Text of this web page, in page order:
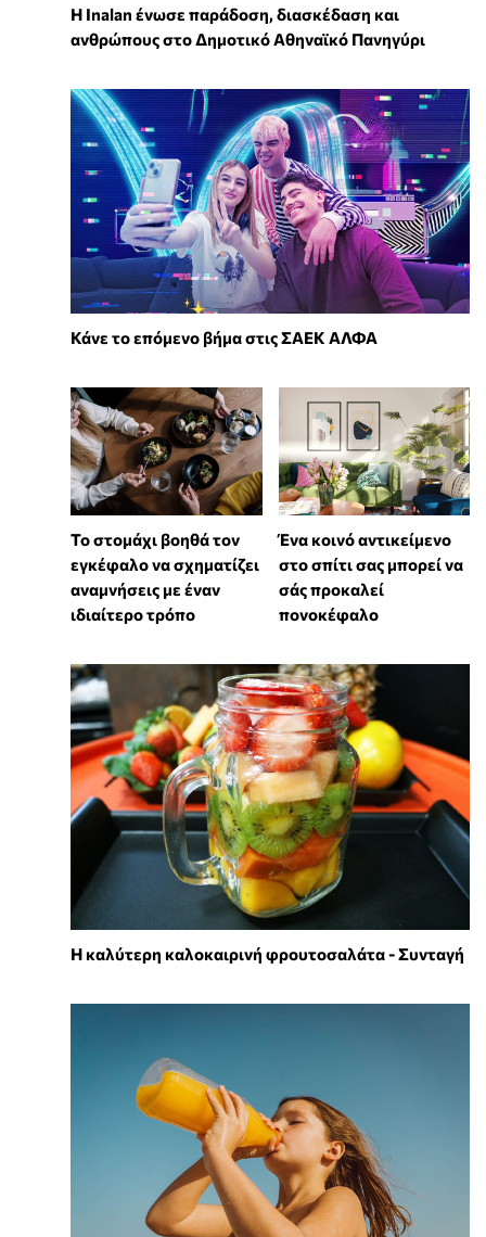
Η Inalan ένωσε παράδοση, διασκέδαση και
ανθρώπους στο Δημοτικό Αθηναϊκό Πανηγύρι
Κάνε το επόμενο βήμα στις ΣΑΕΚ ΑΛΦΑ
Το στομάχι βοηθά τον
εγκέφαλο να σχηματίζει
αναμνήσεις με έναν
ιδιαίτερο τρόπο
Ένα κοινό αντικείμενο
στο σπίτι σας μπορεί να
σάς προκαλεί
πονοκέφαλο
Η καλύτερη καλοκαιρινή φρουτοσαλάτα - Συνταγή